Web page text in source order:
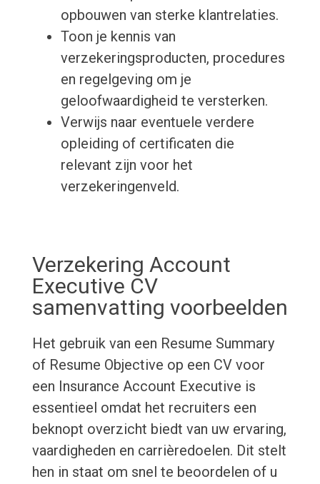
opbouwen van sterke klantrelaties.
Toon je kennis van
verzekeringsproducten, procedures
en regelgeving om je
geloofwaardigheid te versterken.
Verwijs naar eventuele verdere
opleiding of certificaten die
relevant zijn voor het
verzekeringenveld.
Verzekering Account
Executive CV
samenvatting voorbeelden
Het gebruik van een Resume Summary
of Resume Objective op een CV voor
een Insurance Account Executive is
essentieel omdat het recruiters een
beknopt overzicht biedt van uw ervaring,
vaardigheden en carrièredoelen. Dit stelt
hen in staat om snel te beoordelen of u